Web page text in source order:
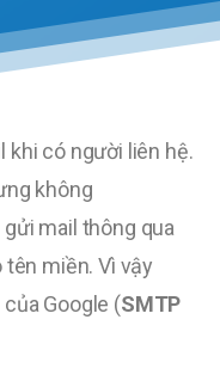
có người liên hệ.
không
mail thông qua
miền. Vì vậy
Google (SMTP